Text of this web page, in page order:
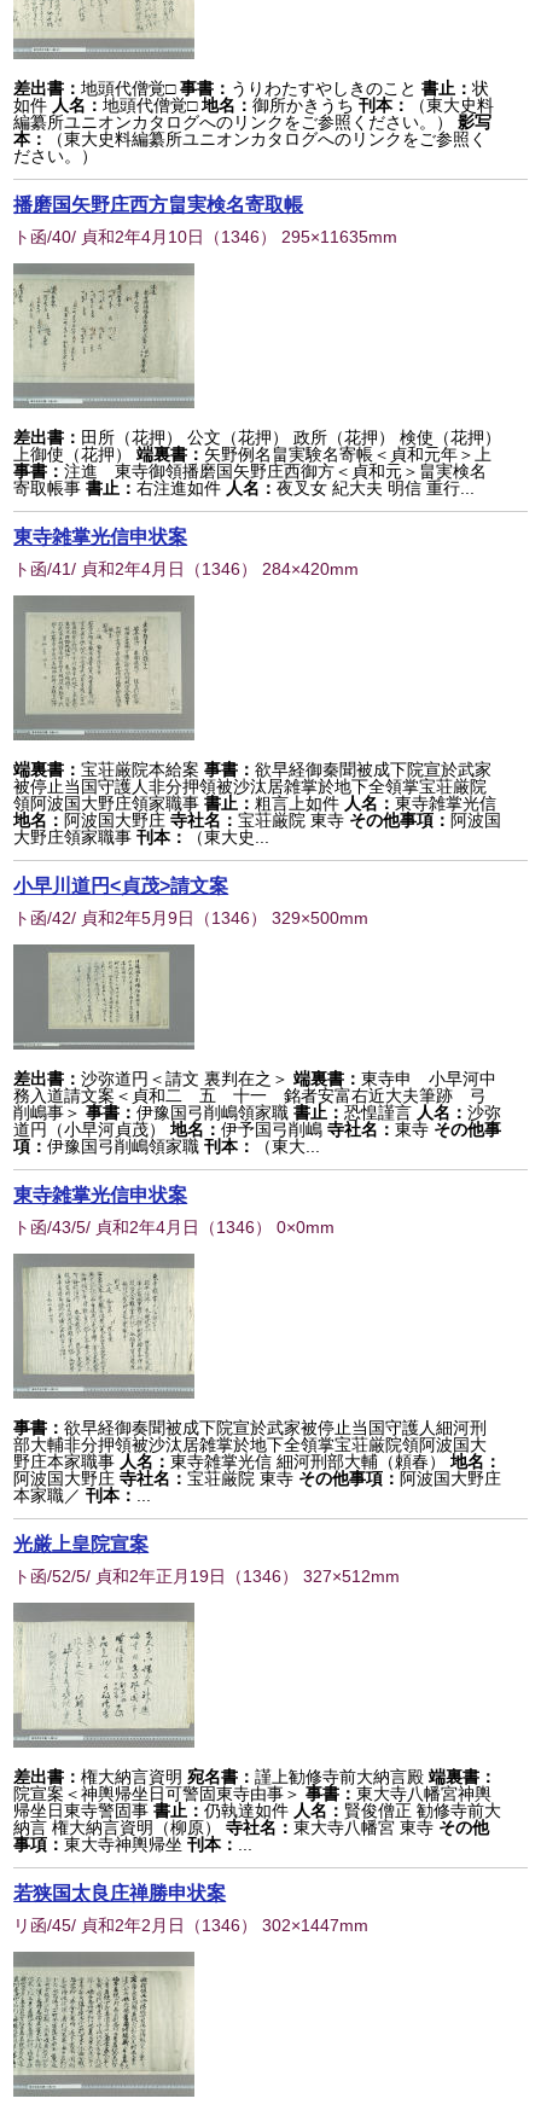
差出書：地頭代僧覚□ 事書： うりわたすやしきのこと 書止：状
如件 人名：地頭代僧覚□ 地名：御所かきうち 刊本：
（東大史料
編纂所ユニオンカタログへのリンクをご参照ください。）
影写
本：
（東大史料編纂所ユニオンカタログへのリンクをご参照く
ださい。）
播磨国矢野庄西方畠実検名寄取帳
ト函/40/ 貞和2年4月10日 （1346） 295×11635mm
差出書： 田所（花押） 公文（花押） 政所（花押） 検使（花押）
上御使（花押）
端裏書： 矢野例名畠実験名寄帳＜貞和元年＞上
事書：注進 東寺御領播磨国矢野庄西御方＜貞和元＞畠実検名
寄取帳事書止：右注進如件 人名：夜叉女 紀大夫 明信 重行...
東寺雑掌光信申状案
ト函/41/ 貞和2年4月日 （1346） 284×420mm
端裏書：宝荘厳院本給案 事書：欲早経御秦聞被成下院宣於武家
被停止当国守護人非分押領被沙汰居雑掌於地下全領掌宝荘厳院
領阿波国大野庄領家職事書止：粗言上如件 人名：東寺雑掌光信
地名： 阿波国大野庄 寺社名：宝荘厳院 東寺 その他事項： 阿波国
大野庄領家職事刊本： （東大史...
小早川道円<貞茂>請文案
ト函/42/ 貞和2年5月9日 （1346） 329×500mm
差出書：沙弥道円＜請文 裏判在之＞ 端裏書：東寺申 小早河中
務入道請文案＜貞和二 五 十一 銘者安富右近大夫筆跡 弓
削嶋事＞ 事書：伊豫国弓削嶋領家職書止：恐惶謹言 人名：沙弥
道円（小早河貞茂）
地名：伊予国弓削嶋 寺社名：東寺 その他事
項：伊豫国弓削嶋領家職刊本： （東大...
東寺雑掌光信申状案
ト函/43/5/ 貞和2年4月日 （1346） 0×0mm
事書：欲早経御奏聞被成下院宣於武家被停止当国守護人細河刑
部大輔非分押領被沙汰居雑掌於地下全領掌宝荘厳院領阿波国大
野庄本家職事 人名：東寺雑掌光信 細河刑部大輔（頼春）
地名：
阿波国大野庄 寺社名：宝荘厳院 東寺 その他事項： 阿波国大野庄
本家職／刊本：
光厳上皇院宣案
ト函/52/5/ 貞和2年正月19日 （1346） 327×512mm
差出書：権大納言資明 宛名書：謹上勧修寺前大納言殿 端裏書：
院宣案＜神輿帰坐日可警固東寺由事＞ 事書：東大寺八幡宮神輿
帰坐日東寺警固事書止：仍執達如件 人名： 賢俊僧正 勧修寺前大
納言 権大納言資明（柳原）
寺社名：東大寺八幡宮 東寺 その他
事項：東大寺神輿帰坐刊本：
若狭国太良庄禅勝申状案
リ函/45/ 貞和2年2月日 （1346） 302×1447mm